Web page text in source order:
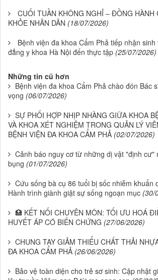
CUỐI TUẦN KHÔNG NGHỈ – ĐỒNG HÀNH
KHỎE NHÂN DÂN (18/07/2026)
Bệnh viện đa khoa Cẩm Phả tiếp nhận
đẳng y khoa Hà Nội đến thực tập (25/07/2026)
Những tin cũ hơn
Bệnh viện đa khoa Cẩm Phả chào đón Bác
vọng (06/07/2026)
SỰ PHỐI HỢP NHỊP NHÀNG GIỮA KHOA
VÀ KHOA XÉT NGHIỆM TRONG QUẢN LÝ
BỆNH VIỆN ĐA KHOA CẨM PHẢ (02/07/2026)
Cảnh báo nguy cơ từ những dị vật "định cư"
bụng (01/07/2026)
Cứu sống bà cụ 86 tuổi bị sốc nhiễm khuẩn
Hành trình giành giật sự sống ngoạn mục (30/
🏥 KẾT NỐI CHUYÊN MÔN: TỐI ƯU HOÁ
HUYẾT ÁP CÓ BIẾN CHỨNG (27/06/2026)
CHUNG TAY GIẢM THIỂU CHẤT THẢI
ĐA KHOA CẨM PHẢ (26/06/2026)
Bảo vệ toàn diện cho trẻ sơ sinh: Cập nhật